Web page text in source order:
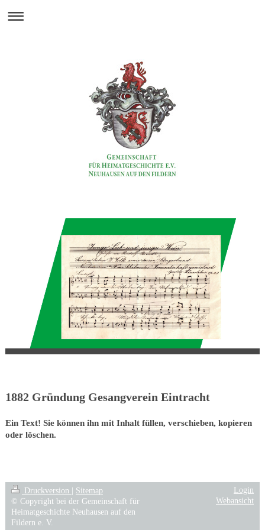
1882 Gründung Gesangverein Eintracht
Ein Text! Sie können ihn mit Inhalt füllen, verschieben, kopieren
oder löschen.
Druckversion
Sitemap
© Copyright bei der Gemeinschaft für
Heimatgeschichte Neuhausen auf den
Fildern e. V.
Login
Webansicht